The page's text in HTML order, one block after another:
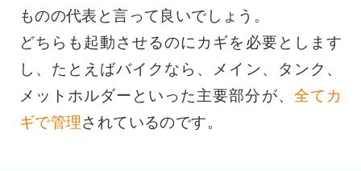
ものの代表 と言って良いでしょう。
どちらも起動させるのにカギを必要とします
し、たとえばバイクなら、メイン、タンク、
メットホルダーといった主要部分が、 全てカ
ギで管理されているのです。